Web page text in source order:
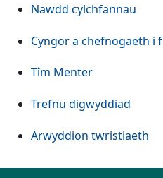
Nawdd cylchfannau
Cyngor a chefnogaeth i
Tîm Menter
Trefnu digwyddiad
Arwyddion twristiaeth